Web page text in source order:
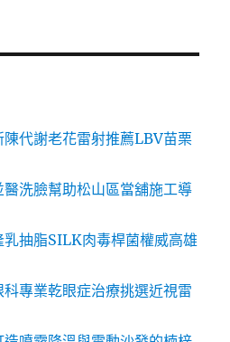
陳代謝老花雷射推薦LBV苗栗
洗臉幫助松山區當舖施工導
抽脂SILK肉毒桿菌權威高雄
專業乾眼症治療挑選近視雷